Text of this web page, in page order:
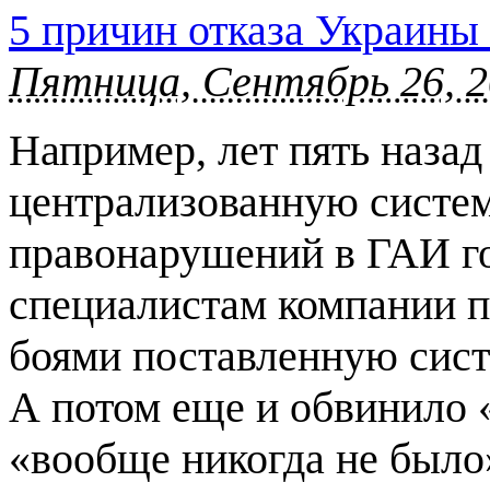
5 причин отказа
Пятница, Сентябрь 26,
Например, лет пять
централизованную
правонарушений в ГАИ
специалистам компании
боями поставленную
А потом еще и обвинило
«вообще никогда не